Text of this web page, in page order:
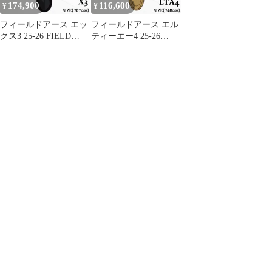
¥ 174,900
フィールドアース エッ
クス3 25-26 FIELD
¥ 116,600
フィールドアース エル
ティーエー4 25-26